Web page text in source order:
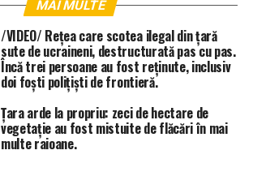
MAI MULTE
/VIDEO/ Rețea care scotea ilegal din țară
sute de ucraineni, destructurată pas cu pas.
Încă trei persoane au fost reținute, inclusiv
doi foști polițiști de frontieră.
Țara arde la propriu: zeci de hectare de
vegetație au fost mistuite de flăcări în mai
multe raioane.